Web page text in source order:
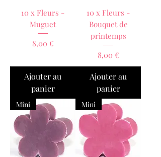
10 x Fleurs -
Muguet
Prix
8,00 €
Ajouter au
panier
10 x Fleurs -
Bouquet de
printemps
Prix
8,00 €
Ajouter au
panier
Mini Mini